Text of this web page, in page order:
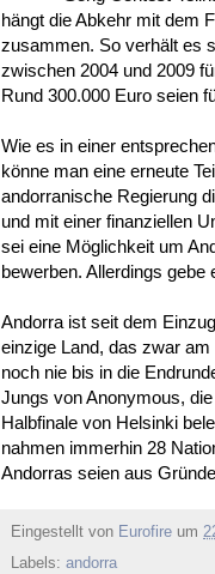
hängt die Abkehr mit dem
zusammen. So verhält es
zwischen 2004 und 2009
Rund 300.000 Euro seien
Wie es in einer
könne man eine erneute
andorranische Regierung
und mit einer finanziellen
sei eine Möglichkeit um
bewerben. Allerdings
Andorra ist seit dem
einzige Land, das zwar
noch nie bis in die
Jungs von Anonymous,
Halbfinale von Helsinki
nahmen immerhin 28
Andorras seien aus
Eingestellt von Eurofire um
Labels: andorra